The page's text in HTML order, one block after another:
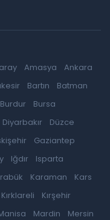
Amasya
Ankara
Bartın
Batman
Burdur
Bursa
Diyarbakır
Düzce
Gaziantep
Iğdır
Isparta
Karaman
Kars
Kırklareli
Kırşehir
Mardin
Mersin